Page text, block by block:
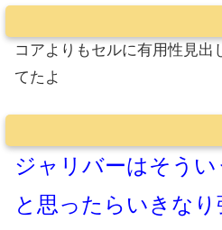
コアよりもセルに有用性見出
てたよ
ジャリバーはそう
と思ったらいきな